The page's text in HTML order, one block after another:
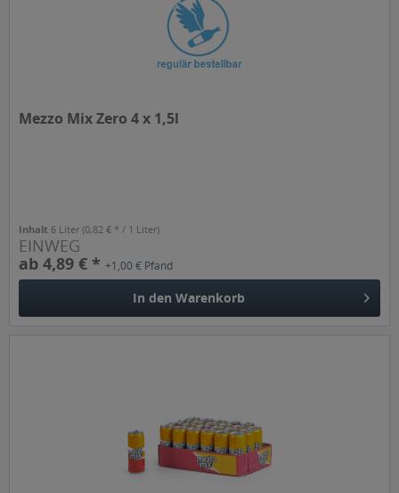
Mezzo Mix Zero 4 x 1,5l
Inhalt 6 Liter(0,82 € * / 1 Liter)
EINWEG
ab 4,89 € *+1,00 € Pfand
In den Warenkorb